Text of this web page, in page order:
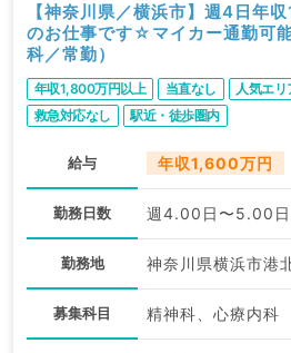
【神奈川県／横浜市】週4日年
のお仕事です☆マイカー通勤可
科／常勤）
年収1,800万円以上 当直なし 人気エリ
救急対応なし
駅近・徒歩圏内
給与 年収1,600万円
勤務日数 週4.00日〜5.00日
勤務地 神奈川県横浜市港
募集科目 精神科、心療内科